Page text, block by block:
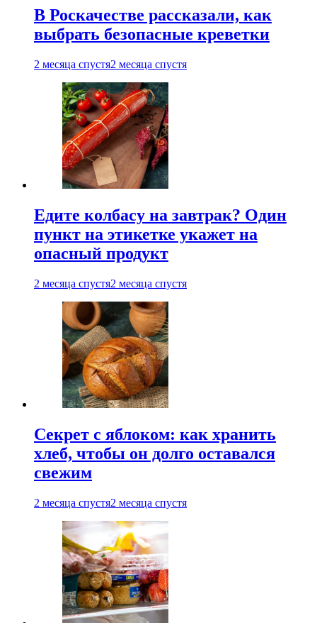
В Роскачестве рассказали, как
выбрать безопасные креветки
2 месяца спустя2 месяца спустя
Едите колбасу на завтрак? Один
пункт на этикетке укажет на
опасный продукт
2 месяца спустя2 месяца спустя
Секрет с яблоком: как хранить
хлеб, чтобы он долго оставался
свежим
2 месяца спустя2 месяца спустя